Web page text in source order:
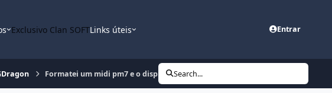
Exclusivo Clan SOFTLinks úteis Entrar
Formatei um midi pm7 e o displey ficou invertido.
Search...